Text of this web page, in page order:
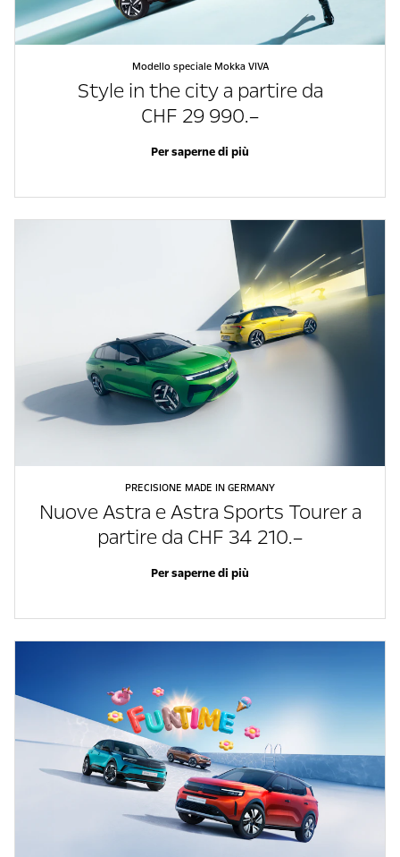
Modello speciale Mokka VIVA
Style in the city a partire da
CHF 29 990.–
Per saperne di più
PRECISIONE MADE IN GERMANY
Nuove Astra e Astra Sports Tourer a
partire da CHF 34 210.–
Per saperne di più